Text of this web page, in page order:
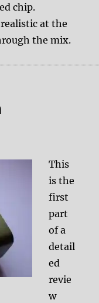
chip.
at the
the mix.
Brigadier Part
This
is the
first
part
of a
detail
ed
revie
w